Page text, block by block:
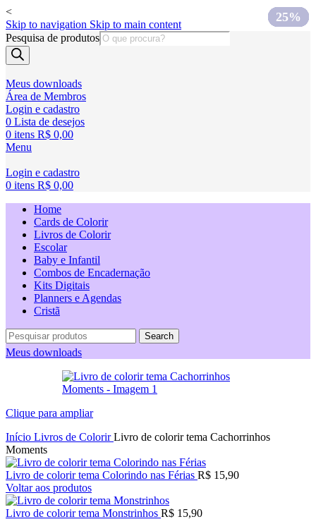
<
Skip to navigation Skip to main content
Pesquisa de produtos
Meus downloads
Área de Membros
Login e cadastro
0 Lista de desejos
0 itens R$ 0,00
Menu
Login e cadastro
0 itens R$ 0,00
Home
Cards de Colorir
Livros de Colorir
Escolar
Baby e Infantil
Combos de Encadernação
Kits Digitais
Planners e Agendas
Cristã
Search
Meus downloads
Clique para ampliar
Início Livros de ColorirLivro de colorir tema Cachorrinhos
Moments
Livro de colorir tema Colorindo nas Férias R$ 15,90
Voltar aos produtos
Livro de colorir tema Monstrinhos R$ 15,90
25%
25%
25%
25%
25%
25%
25%
25%